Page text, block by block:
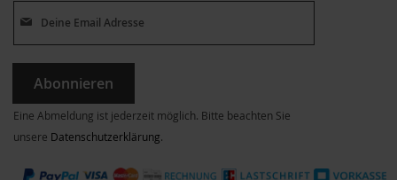
Abonnieren
Eine Abmeldung ist jederzeit möglich. Bitte beachten Sie
unsere Datenschutzerklärung.